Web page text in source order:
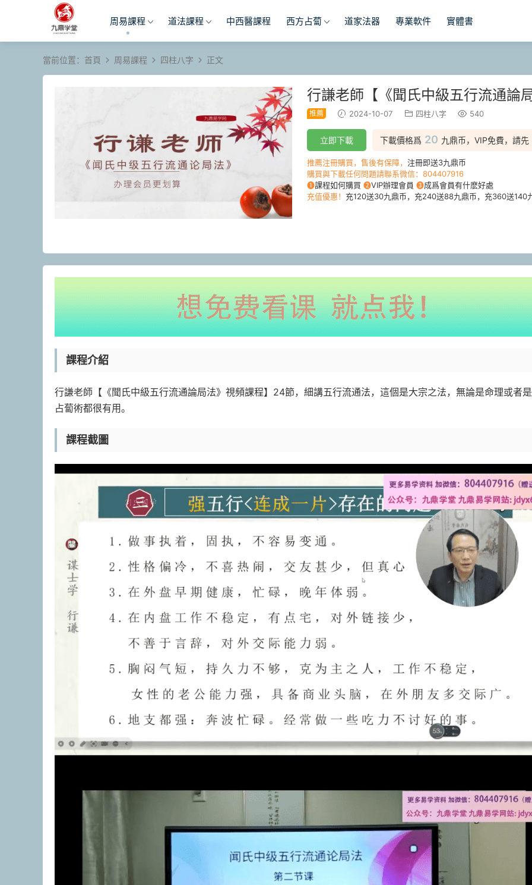
周易課程 道法課程 中西醫課程 西方占蔔 道家法器 專業軟件 實體書
當前位置： 首頁 周易課程 四柱八字 正文
行謙老師【《聞氏中級五行流通論
推薦 2024-10-07 四柱八字 540
下載價格爲 20 九鼎币，VIP免費，請先
立即下載
推薦注冊購買，售後有保障， 注冊即送3九鼎币
購買與下載任何問題請聯系微信：804407916
❶課程如何購買 ❷VIP辦理會員 ❸成爲會員有什麽好處
充值優惠！ 充120送30九鼎币，充240送88九鼎币，充360送140
課程介紹
行謙老師【《聞氏中級五行流通論局法》視頻課程】24節，細講五行流通法，這個是大宗之法，無論是命理或者
占蔔術都很有用。
課程截圖